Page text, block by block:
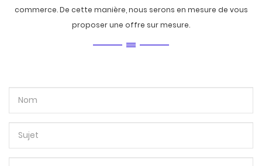
commerce. De cette manière, nous serons en mesure de vous
proposer une offre sur mesure.